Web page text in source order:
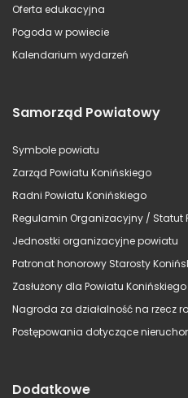
Oferta edukacyjna
Pogoda w powiecie
Kalendarium wydarzeń
Samorząd Powiatowy
Symbole powiatu
Zarząd Powiatu Konińskiego
Radni Powiatu Konińskiego
Regulamin Organizacyjny / Statut
Jednostki organizacyjne powiatu
Patronat honorowy Starosty
Zasłużony dla Powiatu Konińskiego
Nagroda za działalność na rzecz
Postępowania dotyczące
Dodatkowe